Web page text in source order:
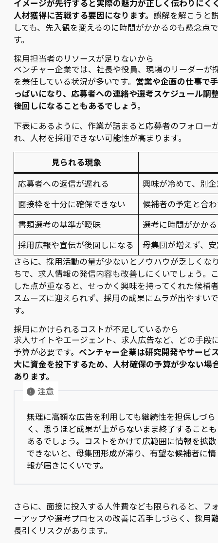
イメージが先行すると実際の魅力が正しく伝わりにく
人材獲得に苦戦する要因になります。 誤解を解こうと
しても、先入観を変えるのに時間がかかるのも懸念点で
す。
採用担当者のリソースが足りないから
ベンチャー企業では、社長や役員、現場のリーダーが
を兼任している状況が多いです。 営業や企画の仕事で
っぱいになり、応募者への連絡や選考スケジュール調
後回しになることもあるでしょう。
下表にあるように、作業が詰まると応募者のフォロー
れ、人材を採用できない可能性が高まります。
見られる現象
応募者への返信が遅れる
興味が冷めて、別
面接枠を十分に確保できない
候補者の予定と合
書類選考の基準が曖昧
選考に時間がかか
採用広報や宣伝が後回しになる
母集団が増えず、
さらに、採用活動の量が少ないとノウハウが乏しくな
ちで、求人情報の発信内容も改善しにくいでしょう。
した点が重なると、せっかく興味を持ってくれた候補
スムーズに迎えられず、採用の成果にムラが出やすいで
す。
採用にかけられるコストが不足しているから
求人サイトやエージェント、求人広告など、どの手段
予算が必要です。 ベンチャー企業は研究開発やサービ
大に資金を投下するため、人材確保の予算が少ない場
あります。
注意
無理に高額な広告を利用しても継続性を担保しづら
く、思うほど成果が上がらないまま終了することも
あるでしょう。コストをかけて広範囲に情報を拡散
できないと、母集団形成が滞り、有望な候補者に情
報が届きにくいです。
さらに、面接に投入する人件費なども限られると、フ
ーアップや選考プロセスの改善に着手しづらく、採用
長引くリスクがあります。